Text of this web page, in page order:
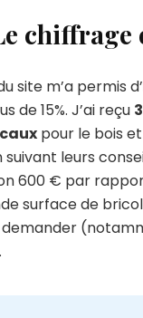
chiffrage
site m’a permis
de 15%. J’ai reçu
pour le bois
leurs
600 € par
surface de